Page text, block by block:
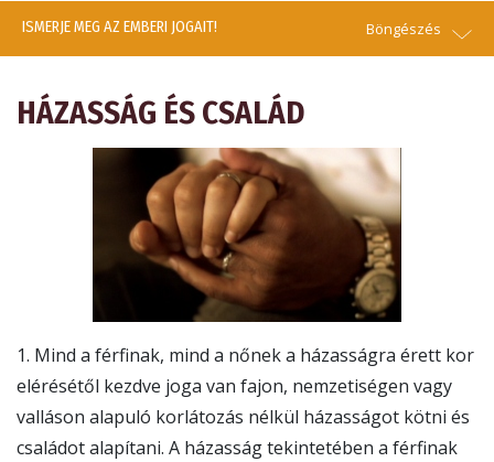
ISMERJE MEG AZ EMBERI JOGAIT! Böngészés
HÁZASSÁG ÉS CSALÁD
1. Mind a férfinak, mind a nőnek a házasságra érett kor
elérésétől kezdve joga van fajon, nemzetiségen vagy
valláson alapuló korlátozás nélkül házasságot kötni és
családot alapítani. A házasság tekintetében a férfinak